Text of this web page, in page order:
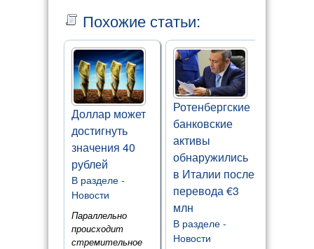
Похожие статьи:
Доллар может
достигнуть
значения 40
рублей
В разделе -
Новости
Параллельно
происходит
стремительное
Ротенбергские
банковские
активы
обнаружились
в Италии после
перевода €3
млн
В разделе -
Новости